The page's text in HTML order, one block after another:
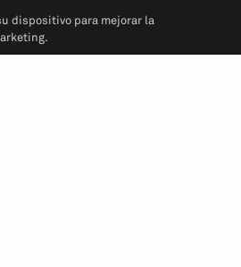
dispositivo para mejorar la